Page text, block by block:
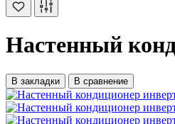
Настенный
В закладки В сравнение